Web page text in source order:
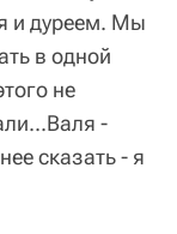
и дуреем. Мы
в одной
не
-
сказать - я